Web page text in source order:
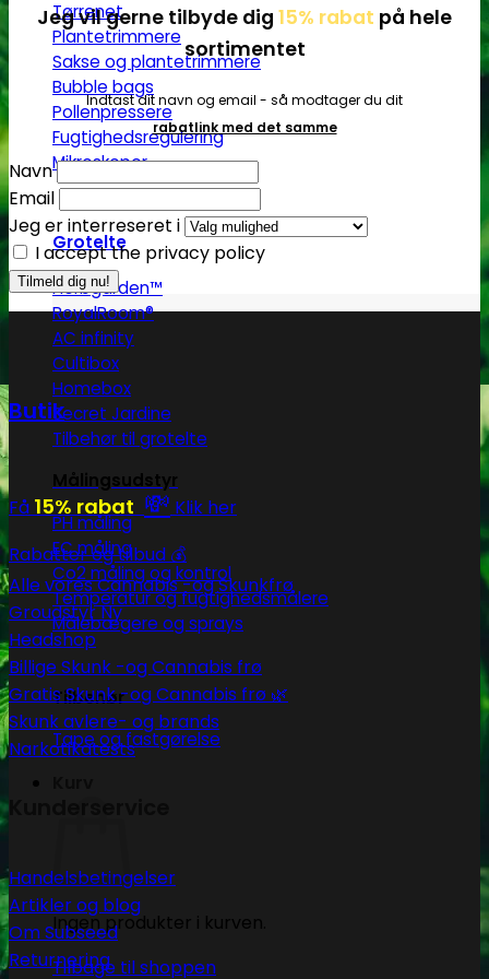
Tørrenet
Plantetrimmere
Sakse og plantetrimmere
Bubble bags
Pollenpressere
Fugtighedsregulering
Mikroskoper
Grotelte
Herbgarden™
RoyalRoom®
AC infinity
Cultibox
Homebox
Secret Jardine
Tilbehør til grotelte
Målingsudstyr
PH måling
EC måling
Co2 måling og kontrol
Temperatur og fugtighedsmålere
Målebægere og sprays
Tilbehør
Tape og fastgørelse
Ingen produkter i kurven.
Tilbage til shoppen
Jeg vil gerne tilbyde dig 15% rabat på hele
sortimentet
Indtast dit navn og email - så modtager du dit
rabatlink med det samme
Navn
Email
Jeg er interreseret i
I accept the privacy policy
Butik
Få 15% rabat 💸 Klik her
Rabatter og tilbud 💰
Alle vores Cannabis -og Skunkfrø
Groudstyr
Headshop
Billige Skunk -og Cannabis frø
Gratis Skunk -og Cannabis frø 🌿
Skunk avlere- og brands
Narkotikatests
Handelsbetingelser
Artikler og blog
Om Subseed
Returnering